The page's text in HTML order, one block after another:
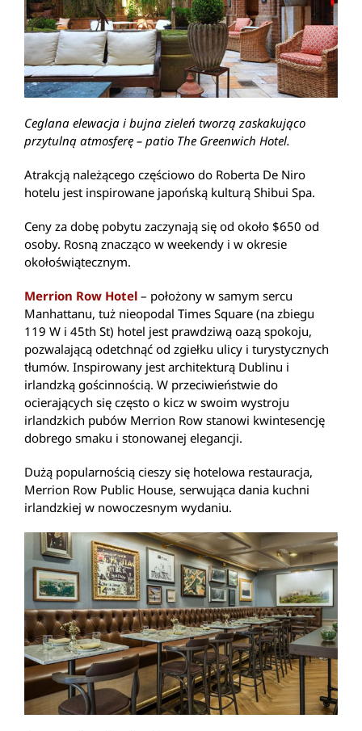
Ceglana elewacja i bujna zieleń tworzą zaskakująco
przytulną atmosferę – patio The Greenwich Hotel.
Atrakcją należącego częściowo do Roberta De Niro
hotelu jest inspirowane japońską kulturą Shibui Spa.
Ceny za dobę pobytu zaczynają się od około $650 od
osoby. Rosną znacząco w weekendy i w okresie
okołoświątecznym.
Merrion Row Hotel – położony w samym sercu
Manhattanu, tuż nieopodal Times Square (na zbiegu
119 W i 45th St) hotel jest prawdziwą oazą spokoju,
pozwalającą odetchnąć od zgiełku ulicy i turystycznych
tłumów. Inspirowany jest architekturą Dublinu i
irlandzką gościnnością. W przeciwieństwie do
ocierających się często o kicz w swoim wystroju
irlandzkich pubów Merrion Row stanowi kwintesencję
dobrego smaku i stonowanej elegancji.
Dużą popularnością cieszy się hotelowa restauracja,
Merrion Row Public House, serwująca dania kuchni
irlandzkiej w nowoczesnym wydaniu.